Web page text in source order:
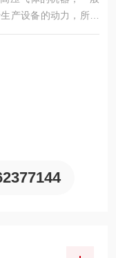
产设备的动力，所以
压机的情况，比如轮
较为成熟，这样为客